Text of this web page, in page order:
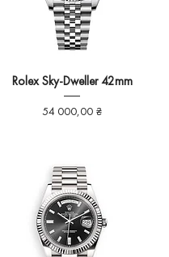
Rolex Sky-Dweller 42mm
Ціна
54 000,00 ₴